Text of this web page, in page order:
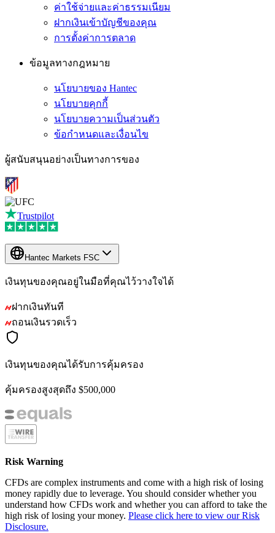
ค่าใช้จ่ายและค่าธรรมเนียม
ฝากเงินเข้าบัญชีของคุณ
การตั้งค่าการตลาด
ข้อมูลทางกฎหมาย
นโยบายของ Hantec
นโยบายคุกกี้
นโยบายความเป็นส่วนตัว
ข้อกำหนดและเงื่อนไข
ผู้สนับสนุนอย่างเป็นทางการของ
Trustpilot
Hantec Markets FSC
เงินทุนของคุณอยู่ในมือที่คุณไว้วางใจได้
ฝากเงินทันที
ถอนเงินรวดเร็ว
เงินทุนของคุณได้รับการคุ้มครอง
คุ้มครองสูงสุดถึง $500,000
Risk Warning
CFDs are complex instruments and come with a high risk of losing
money rapidly due to leverage. You should consider whether you
understand how CFDs work and whether you can afford to take the
high risk of losing your money. Please click here to view our Risk
Disclosure.